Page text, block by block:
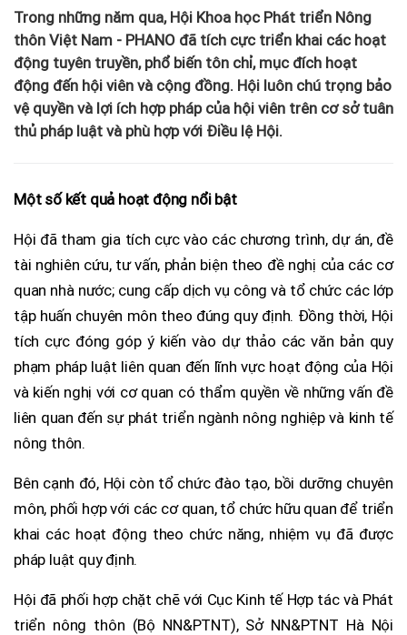
Trong những năm qua, Hội Khoa học Phát triển Nông
thôn Việt Nam - PHANO đã tích cực triển khai các hoạt
động tuyên truyền, phổ biến tôn chỉ, mục đích hoạt
động đến hội viên và cộng đồng. Hội luôn chú trọng bảo
vệ quyền và lợi ích hợp pháp của hội viên trên cơ sở tuân
thủ pháp luật và phù hợp với Điều lệ Hội.
Một số kết quả hoạt động nổi bật
Hội đã tham gia tích cực vào các chương trình, dự án, đề
tài nghiên cứu, tư vấn, phản biện theo đề nghị của các cơ
quan nhà nước; cung cấp dịch vụ công và tổ chức các lớp
tập huấn chuyên môn theo đúng quy định. Đồng thời, Hội
tích cực đóng góp ý kiến vào dự thảo các văn bản quy
phạm pháp luật liên quan đến lĩnh vực hoạt động của Hội
và kiến nghị với cơ quan có thẩm quyền về những vấn đề
liên quan đến sự phát triển ngành nông nghiệp và kinh tế
nông thôn.
Bên cạnh đó, Hội còn tổ chức đào tạo, bồi dưỡng chuyên
môn, phối hợp với các cơ quan, tổ chức hữu quan để triển
khai các hoạt động theo chức năng, nhiệm vụ đã được
pháp luật quy định.
Hội đã phối hợp chặt chẽ với Cục Kinh tế Hợp tác và Phát
triển nông thôn (Bộ NN&PTNT), Sở NN&PTNT Hà Nội